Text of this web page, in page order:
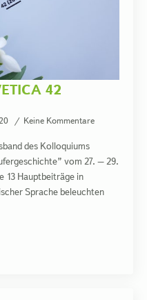
42
Keine Kommentare
des Kolloquiums
vom 27. – 29.
13 Hauptbeiträge in
Sprache beleuchten